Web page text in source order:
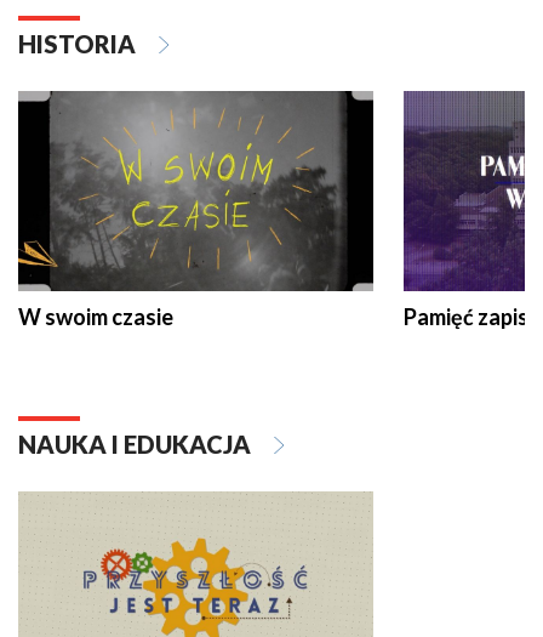
HISTORIA
W swoim czasie Pamięć
NAUKA I EDUKACJA